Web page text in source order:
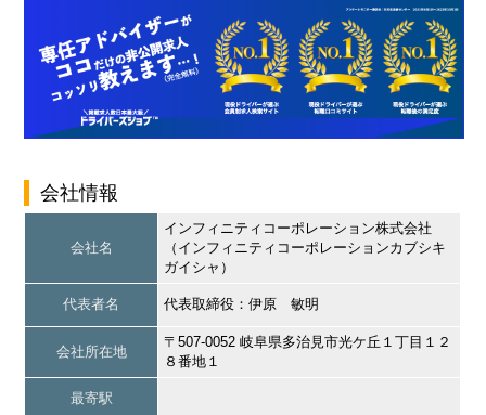
会社情報
会社名
インフィニティコーポレーション株式会社
（インフィニティコーポレーションカブシキ
ガイシャ）
代表者名 代表取締役：伊原 敏明
会社所在地
〒507-0052 岐阜県多治見市光ケ丘１丁目１２
８番地１
最寄駅